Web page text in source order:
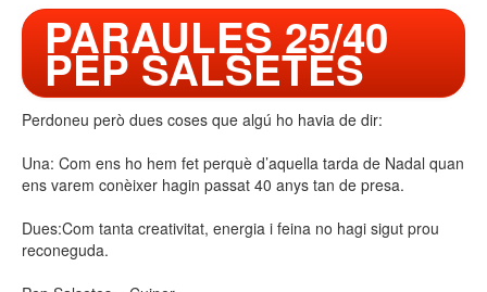
PARAULES 25/40
PEP SALSETES
Perdoneu però dues coses que algú ho havia de dir:
Una: Com ens ho hem fet perquè d’aquella tarda de Nadal quan
ens varem conèixer hagin passat 40 anys tan de presa.
Dues:Com tanta creativitat, energia i feina no hagi sigut prou
reconeguda.